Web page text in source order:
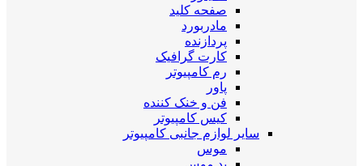
صفحه کلید
مادربورد
پردازنده
کارت گرافیک
رم کامپیوتر
پاور
فن و خنک کننده
کیس کامپیوتر
سایر لوازم جانبی کامپیوتر
موس